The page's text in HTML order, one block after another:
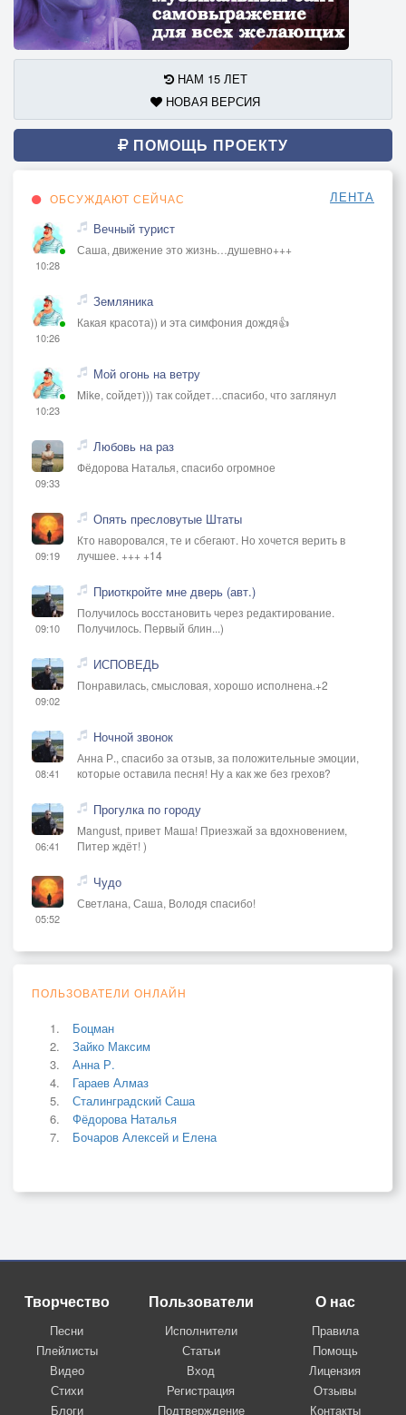
НАМ 15 ЛЕТ
НОВАЯ ВЕРСИЯ
ПОМОЩЬ ПРОЕКТУ
ОБСУЖДАЮТ СЕЙЧАС ЛЕНТА
10:28
Вечный турист
Саша, движение это жизнь…душевно+++
10:26
Земляника
Какая красота)) и эта симфония дождя👍
10:23
Мой огонь на ветру
Mike, сойдет))) так сойдет…спасибо, что заглянул
09:33
Любовь на раз
Фёдорова Наталья, спасибо огромное
09:19
Опять пресловутые Штаты
Кто наворовался, те и сбегают. Но хочется верить в
лучшее. +++ +14
09:10
Приоткройте мне дверь (авт.)
Получилось восстановить через редактирование.
Получилось. Первый блин...)
09:02
ИСПОВЕДЬ
Понравилась, смысловая, хорошо исполнена.+2
08:41
Ночной звонок
Анна Р., спасибо за отзыв, за положительные эмоции,
которые оставила песня! Ну а как же без грехов?
06:41
Прогулка по городу
Mangust, привет Маша! Приезжай за вдохновением,
Питер ждёт! )
05:52
Чудо
Светлана, Саша, Володя спасибо!
ПОЛЬЗОВАТЕЛИ ОНЛАЙН
Боцман
Зайко Максим
Анна Р.
Гараев Алмаз
Сталинградский Саша
Фёдорова Наталья
Бочаров Алексей и Елена
Творчество
Песни
Плейлисты
Видео
Стихи
Блоги
Пользователи
Исполнители
Статьи
Вход
Регистрация
Подтверждение
О нас
Правила
Помощь
Лицензия
Отзывы
Контакты